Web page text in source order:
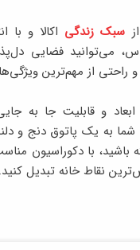
سبک زندگی اکالا و
می‌توانید فضایی
و راحتی از مهم‌ترین
و قابلیت جا به
به یک پاتوق دنج و
باشید، با دکوراسیون
نقاط خانه تبدیل کنید.